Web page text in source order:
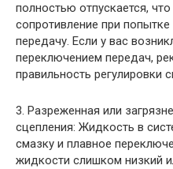
полностью отпускается,
сопротивление при
передачу. Если у вас
переключением передач,
правильность регулировки
3. Разреженная или
сцепления: Жидкость в
смазку и плавное
жидкости слишком низкий